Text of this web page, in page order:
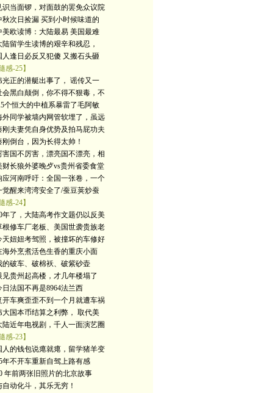
识当面锣，对面鼓的罢免众议院
秋次日捡漏 买到小时候味道的
美欧读博：大陆最易 美国最难
陆留学生读博的艰辛和残忍，
人逢日必反又犯傻 又搬石头砸
感-25】
光正的潜艇出事了， 谣传又一
会黑白颠倒，你不得不狠毒，不
个恒大的中植系暴雷了毛阿敏
外同学被墙内网管软埋了，虽远
刚夫妻凭自身优势及拍马屁功夫
刚倒台，因为长得太帅！
害国不厉害，漂亮国不漂亮，相
财长狼外婆晚歺vs贵州省委食堂
应河南呼吁：全国一张卷，一个
觉醒来湾湾安全了/蚕豆荚炒蚕
感-24】
年了，大陆高考作文题仍以反美
根修车厂老板、美国世袭贵族老
天妞妞考驾照，被撞坏的车修好
海外烹煮活色生香的重庆小面
的破车、破棉袄、破紫砂壶
见贵州起高楼，才几年楼塌了
日法国不再是8964法兰西
开车爽歪歪不到一个月就遭车祸
大国本币结算之利弊， 取代美
陆近年电视剧，千人一面演艺圈
感-23】
人的钱包说瘪就瘪，留学猪羊变
年不开车重新自驾上路有感
年前两张旧照片的北京故事
自动化斗，其乐无穷！